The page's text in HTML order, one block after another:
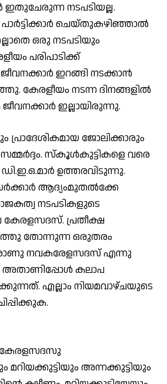
നടപടിയല്ല.
ചെയ്തുകഴിഞ്ഞാല്‍
ഒരു നടപടിയും
പരിപാടിക്ക്
ജീവനക്കാര്‍ ഇറങ്ങി നടക്കാന്‍
കേരളീയം നടന്ന ദിനങ്ങളില്‍
ജീവനക്കാര്‍ ഇല്ലായിരുന്നു.
ജോലിക്കാരും
സ്‌കൂള്‍കുട്ടികളെ വരെ
ഉത്തരവിടുന്നു.
ആദ്യംമുതല്‍ക്കേ
നടപടികളുടെ
പ്രതീക്ഷ
തോന്നുന്ന ഒരുതരം
നവകരേളസദസ് എന്നു
അതാണിപ്പോള്‍ കലാപ
എല്ലാം നിയമവാഴ്ചയുടെ
കേരളസദസു
മറിയക്കുട്ടിയും അന്നക്കുട്ടിയും